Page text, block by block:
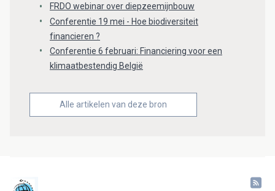
FRDO webinar over diepzeemijnbouw
Conferentie 19 mei - Hoe biodiversiteit
financieren ?
Conferentie 6 februari: Financiering voor een
klimaatbestendig België
Alle artikelen van deze bron